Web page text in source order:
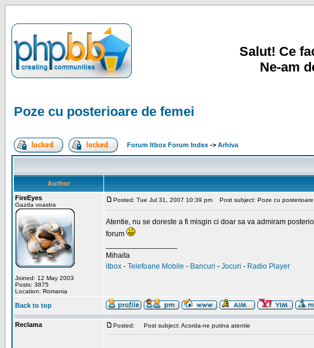
Salut! Ce
Ne-am
Poze cu posterioare de femei
Forum Itbox Forum Index -> Arhiva
Author
FireEyes
Gazda voastra
Joined: 12 May 2003
Posts: 3875
Location: Romania
Posted: Tue Jul 31, 2007 10:39 pm Post subject: Poze cu
Atentie, nu se doreste a fi misgin ci doar sa va admiram
forum
Mihaita
itbox - Telefoane Mobile - Bancuri - Jocuri - Radio Player
Back to top
Reclama Posted: Post subject: Acorda-ne putina atentie